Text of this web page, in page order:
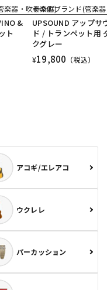
楽器・吹奏楽器)
&
ト
その他ブランド(管楽
UPSOUND アップサ
ド / トランペット用
クグレー
¥19,800 （税込）
アコギ/エレアコ
ウクレレ
パーカッション